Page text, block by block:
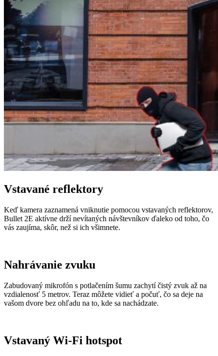
Vstavané reflektory
Keď kamera zaznamená vniknutie pomocou vstavaných reflektorov,
Bullet 2E aktívne drží nevítaných návštevníkov ďaleko od toho, čo
vás zaujíma, skôr, než si ich všimnete.
Nahrávanie zvuku
Zabudovaný mikrofón s potlačením šumu zachytí čistý zvuk až na
vzdialenosť 5 metrov. Teraz môžete vidieť a počuť, čo sa deje na
vašom dvore bez ohľadu na to, kde sa nachádzate.
Vstavaný Wi-Fi hotspot